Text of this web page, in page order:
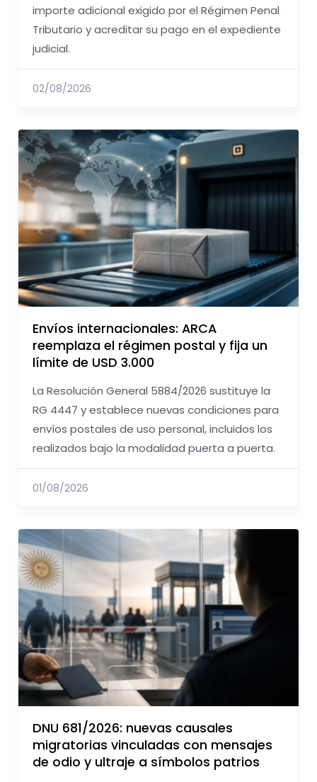
importe adicional exigido por el Régimen Penal
Tributario y acreditar su pago en el expediente
judicial.
02/08/2026
Envíos internacionales: ARCA
reemplaza el régimen postal y fija un
límite de USD 3.000
La Resolución General 5884/2026 sustituye la
RG 4447 y establece nuevas condiciones para
envíos postales de uso personal, incluidos los
realizados bajo la modalidad puerta a puerta.
01/08/2026
DNU 681/2026: nuevas causales
migratorias vinculadas con mensajes
de odio y ultraje a símbolos patrios